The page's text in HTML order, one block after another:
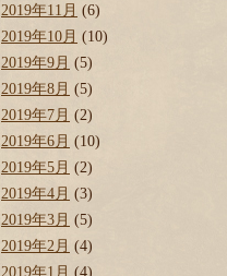
2019年11月 (6)
2019年10月 (10)
2019年9月 (5)
2019年8月 (5)
2019年7月 (2)
2019年6月 (10)
2019年5月 (2)
2019年4月 (3)
2019年3月 (5)
2019年2月 (4)
2019年1月 (4)